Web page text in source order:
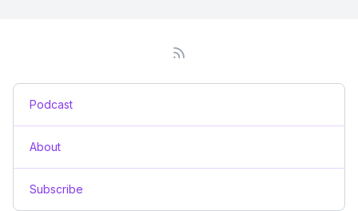
Podcast
About
Subscribe